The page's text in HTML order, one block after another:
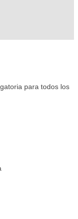
para todos los